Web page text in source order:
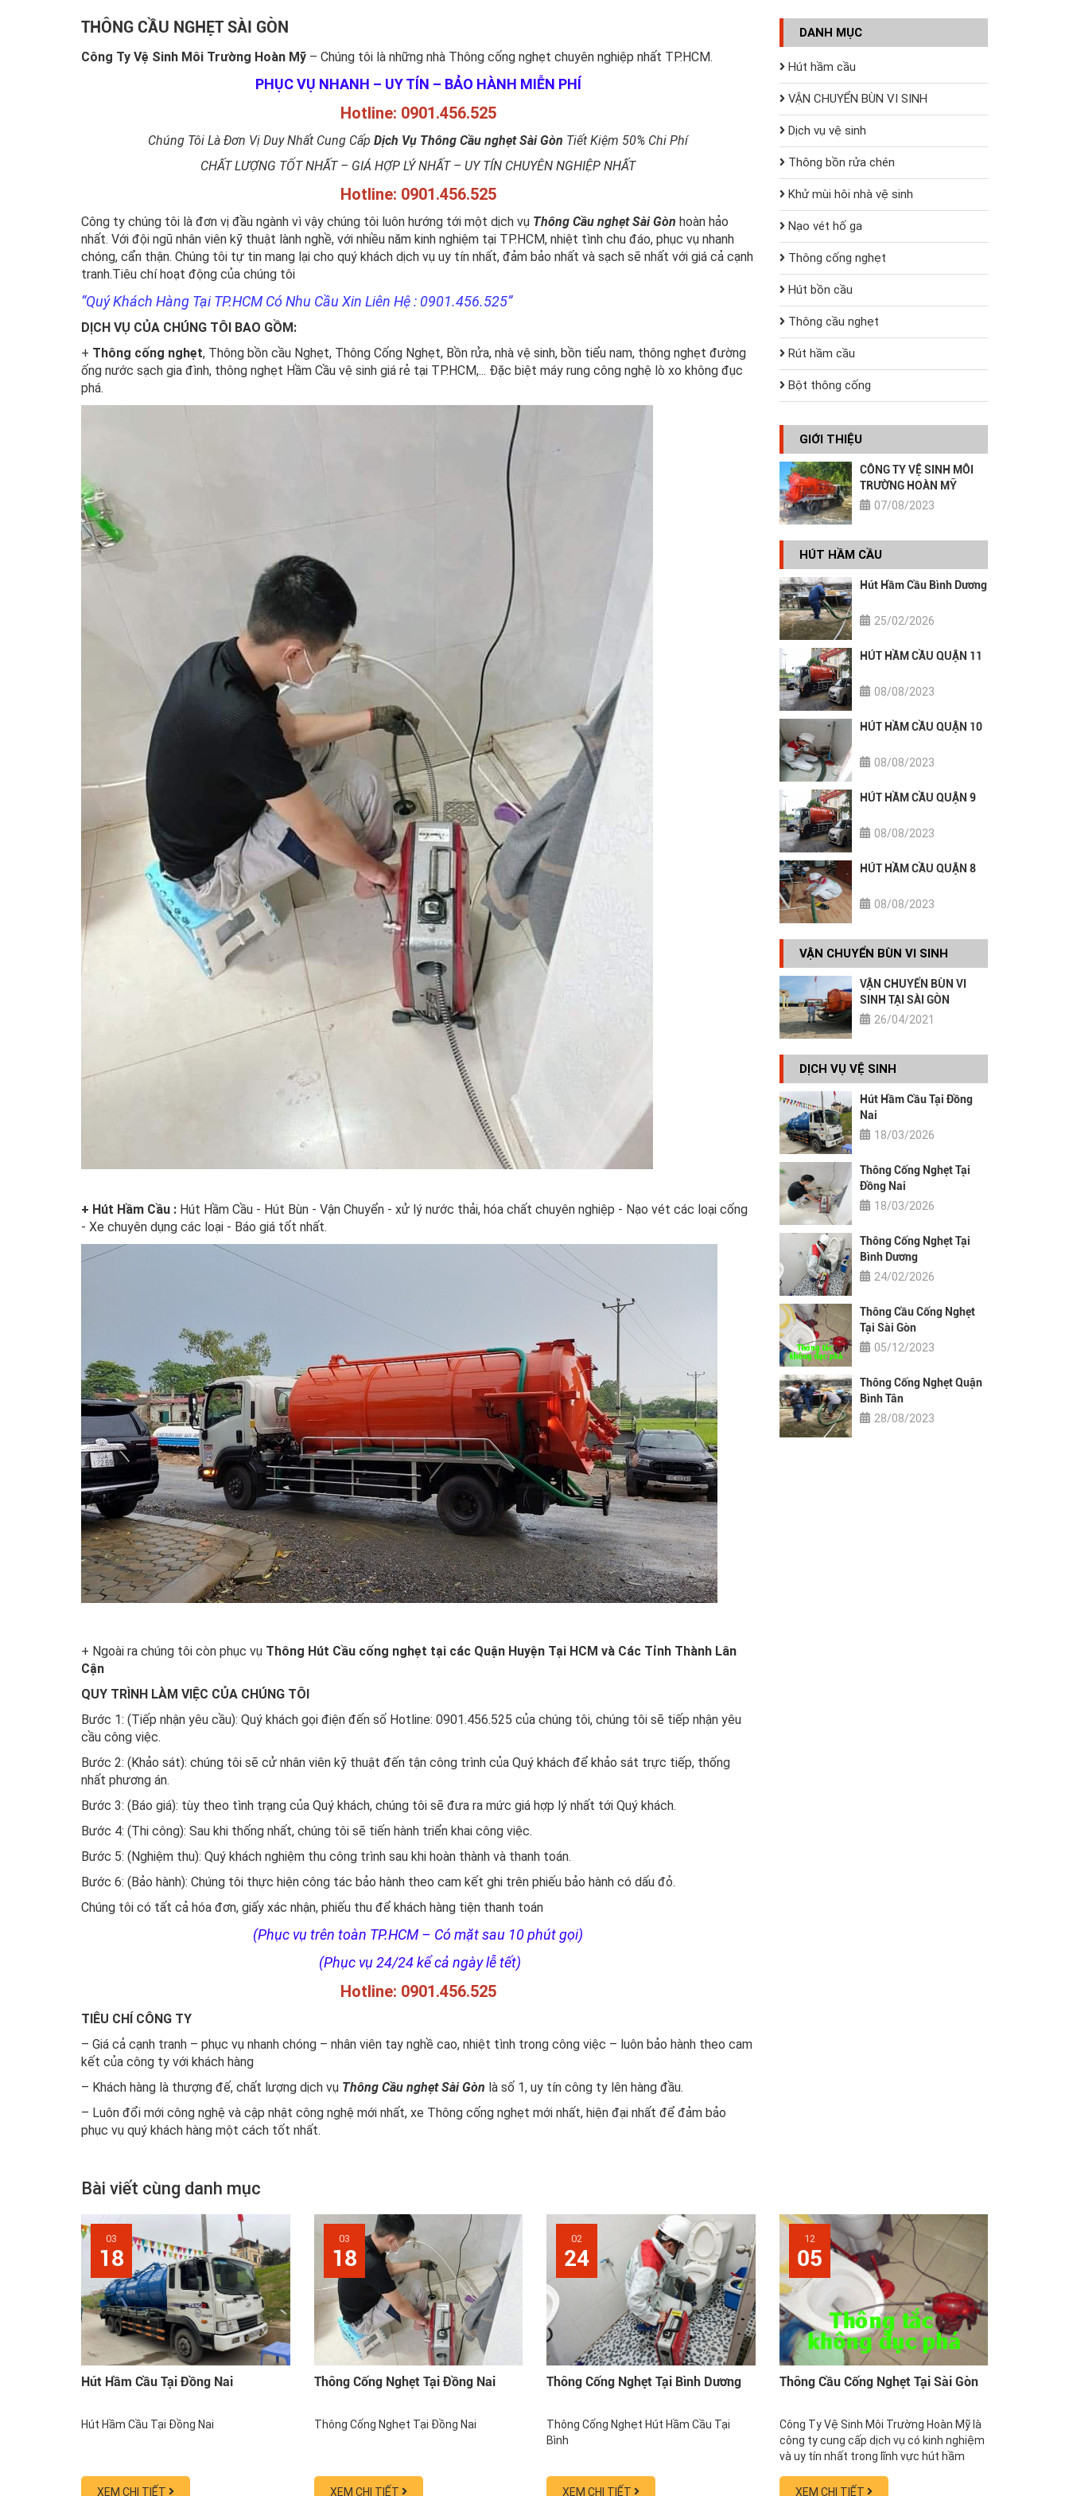
THÔNG CẦU NGHẸT SÀI GÒN
Công Ty Vệ Sinh Môi Trường Hoàn Mỹ – Chúng tôi là những nhà Thông cống nghẹt chuyên nghiệp nhất TP.HCM.
PHỤC VỤ NHANH – UY TÍN – BẢO HÀNH MIỄN PHÍ
Hotline: 0901.456.525
Chúng Tôi Là Đơn Vị Duy Nhất Cung CấpDịch Vụ Thông Cầu nghẹt Sài Gòn Tiết Kiệm 50% Chi Phí
CHẤT LƯỢNG TỐT NHẤT – GIÁ HỢP LÝ NHẤT – UY TÍN CHUYÊN NGHIỆP NHẤT
Hotline: 0901.456.525
Công ty chúng tôi là đơn vị đầu ngành vì vậy chúng tôi luôn hướng tới một dịch vụ Thông Cầu nghẹt Sài Gòn hoàn hảo
nhất. Với đội ngũ nhân viên kỹ thuật lành nghề, với nhiều năm kinh nghiệm tại TP.HCM, nhiệt tình chu đáo, phục vụ nhanh
chóng, cẩn thận. Chúng tôi tự tin mang lại cho quý khách dịch vụ uy tín nhất, đảm bảo nhất và sạch sẽ nhất với giá cả cạnh
tranh.Tiêu chí hoạt động của chúng tôi
“Quý Khách Hàng Tại TP.HCM Có Nhu Cầu Xin Liên Hệ : 0901.456.525”
DỊCH VỤ CỦA CHÚNG TÔI BAO GỒM:
+ Thông cống nghẹt, Thông bồn cầu Nghẹt, Thông Cống Nghẹt, Bồn rửa, nhà vệ sinh, bồn tiểu nam, thông nghẹt đường
ống nước sạch gia đình, thông nghẹt Hầm Cầu vệ sinh giá rẻ tại TP.HCM,... Đặc biệt máy rung công nghệ lò xo không đục
phá.
+ Hút Hầm Cầu : Hút Hầm Cầu - Hút Bùn - Vận Chuyển - xử lý nước thải, hóa chất chuyên nghiệp - Nạo vét các loại cống
- Xe chuyên dụng các loại - Báo giá tốt nhất.
+ Ngoài ra chúng tôi còn phục vụ Thông Hút Cầu cống nghẹt tại các Quận Huyện Tại HCM và Các Tỉnh Thành Lân
Cận
QUY TRÌNH LÀM VIỆC CỦA CHÚNG TÔI
Bước 1: (Tiếp nhận yêu cầu): Quý khách gọi điện đến số Hotline: 0901.456.525 của chúng tôi, chúng tôi sẽ tiếp nhận yêu
cầu công việc.
Bước 2: (Khảo sát): chúng tôi sẽ cử nhân viên kỹ thuật đến tận công trình của Quý khách để khảo sát trực tiếp, thống
nhất phương án.
Bước 3: (Báo giá): tùy theo tình trạng của Quý khách, chúng tôi sẽ đưa ra mức giá hợp lý nhất tới Quý khách.
Bước 4: (Thi công): Sau khi thống nhất, chúng tôi sẽ tiến hành triển khai công việc.
Bước 5: (Nghiệm thu): Quý khách nghiệm thu công trình sau khi hoàn thành và thanh toán.
Bước 6: (Bảo hành): Chúng tôi thực hiện công tác bảo hành theo cam kết ghi trên phiếu bảo hành có dấu đỏ.
Chúng tôi có tất cả hóa đơn, giấy xác nhận, phiếu thu để khách hàng tiện thanh toán
(Phục vụ trên toàn TP.HCM – Có mặt sau 10 phút gọi)
(Phục vụ 24/24 kể cả ngày lễ tết)
Hotline: 0901.456.525
TIÊU CHÍ CÔNG TY
– Giá cả cạnh tranh – phục vụ nhanh chóng – nhân viên tay nghề cao, nhiệt tình trong công việc – luôn bảo hành theo cam
kết của công ty với khách hàng
– Khách hàng là thượng đế, chất lượng dịch vụ Thông Cầu nghẹt Sài Gòn là số 1, uy tín công ty lên hàng đầu.
– Luôn đổi mới công nghệ và cập nhật công nghệ mới nhất, xe Thông cống nghẹt mới nhất, hiện đại nhất để đảm bảo
phục vụ quý khách hàng một cách tốt nhất.
DANH MỤC
Hút hầm cầu
VẬN CHUYỂN BÙN VI SINH
Dịch vụ vệ sinh
Thông bồn rửa chén
Khử mùi hôi nhà vệ sinh
Nạo vét hố ga
Thông cống nghẹt
Hút bồn cầu
Thông cầu nghẹt
Rút hầm cầu
Bột thông cống
GIỚI THIỆU
CÔNG TY VỆ SINH MÔI
TRƯỜNG HOÀN MỸ
07/08/2023
HÚT HẦM CẦU
Hút Hầm Cầu Bình Dương
25/02/2026
HÚT HẦM CẦU QUẬN 11
08/08/2023
HÚT HẦM CẦU QUẬN 10
08/08/2023
HÚT HẦM CẦU QUẬN 9
08/08/2023
HÚT HẦM CẦU QUẬN 8
08/08/2023
VẬN CHUYỂN BÙN VI SINH
VẬN CHUYỂN BÙN VI
SINH TẠI SÀI GÒN
26/04/2021
DỊCH VỤ VỆ SINH
Hút Hầm Cầu Tại Đồng
Nai
18/03/2026
Thông Cống Nghẹt Tại
Đồng Nai
18/03/2026
Thông Cống Nghẹt Tại
Bình Dương
24/02/2026
Thông Cầu Cống Nghẹt
Tại Sài Gòn
05/12/2023
Thông Cống Nghẹt Quận
Bình Tân
28/08/2023
Bài viết cùng danh mục
03
18
Hút Hầm Cầu Tại Đồng Nai
Hút Hầm Cầu Tại Đồng Nai
XEM CHI TIẾT
03
18
Thông Cống Nghẹt Tại Đồng Nai
Thông Cống Nghẹt Tại Đồng Nai
XEM CHI TIẾT
02
24
Thông Cống Nghẹt Tại Bình Dương
Thông Cống Nghẹt Hút Hầm Cầu Tại
Bình
XEM CHI TIẾT
12
05
Thông Cầu Cống Nghẹt Tại Sài Gòn
Công Ty Vệ Sinh Môi Trường Hoàn Mỹ là
công ty cung cấp dịch vụ có kinh nghiệm
và uy tín nhất trong lĩnh vực hút hầm
cầu, sửa nhà vệ sinh tại Sài Gòn với hơn
XEM CHI TIẾT